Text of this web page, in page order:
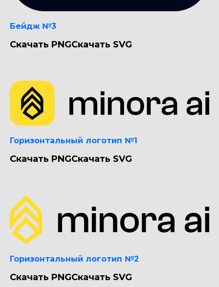
Бейдж №3
Скачать PNGСкачать SVG
Горизонтальный логотип №1
Скачать PNGСкачать SVG
Горизонтальный логотип №2
Скачать PNGСкачать SVG